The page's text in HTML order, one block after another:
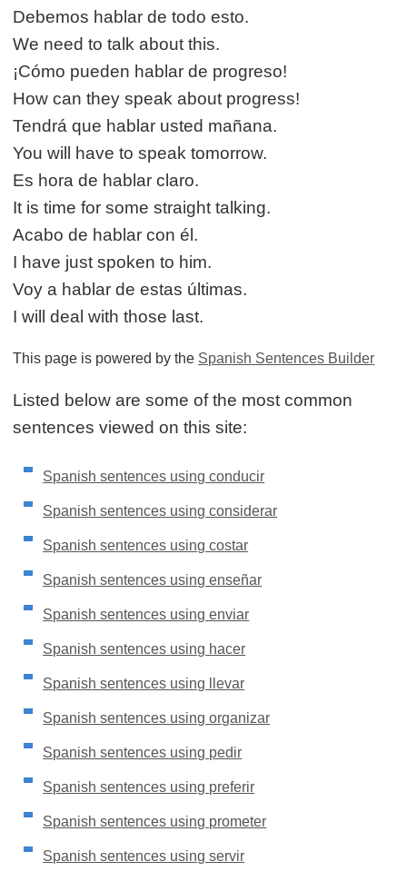
Debemos hablar de todo esto.
We need to talk about this.
¡Cómo pueden hablar de progreso!
How can they speak about progress!
Tendrá que hablar usted mañana.
You will have to speak tomorrow.
Es hora de hablar claro.
It is time for some straight talking.
Acabo de hablar con él.
I have just spoken to him.
Voy a hablar de estas últimas.
I will deal with those last.
This page is powered by the Spanish Sentences Builder
Listed below are some of the most common
sentences viewed on this site:
Spanish sentences using conducir
Spanish sentences using considerar
Spanish sentences using costar
Spanish sentences using enseñar
Spanish sentences using enviar
Spanish sentences using hacer
Spanish sentences using llevar
Spanish sentences using organizar
Spanish sentences using pedir
Spanish sentences using preferir
Spanish sentences using prometer
Spanish sentences using servir